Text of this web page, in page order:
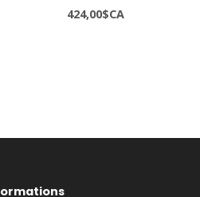
424,00$CA